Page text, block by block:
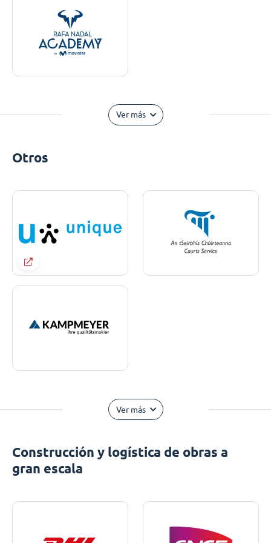
Ver más
Otros
Ver más
Construcción y logística de obras a
gran escala